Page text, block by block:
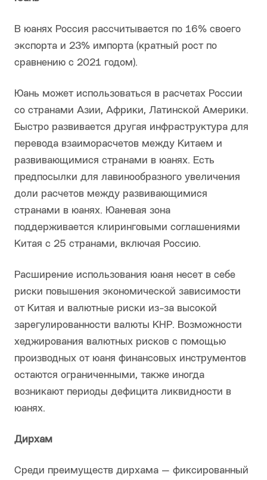
В юанях Россия рассчитывается по 16% своего
экспорта и 23% импорта (кратный рост по
сравнению с 2021 годом).
Юань может использоваться в расчетах России
со странами Азии, Африки, Латинской Америки.
Быстро развивается другая инфраструктура для
перевода взаиморасчетов между Китаем и
развивающимися странами в юанях. Есть
предпосылки для лавинообразного увеличения
доли расчетов между развивающимися
странами в юанях. Юаневая зона
поддерживается клиринговыми соглашениями
Китая с 25 странами, включая Россию.
Расширение использования юаня несет в себе
риски повышения экономической зависимости
от Китая и валютные риски из-за высокой
зарегулированности валюты КНР. Возможности
хеджирования валютных рисков с помощью
производных от юаня финансовых инструментов
остаются ограниченными, также иногда
возникают периоды дефицита ликвидности в
юанях.
Дирхам
Среди преимуществ дирхама — фиксированный